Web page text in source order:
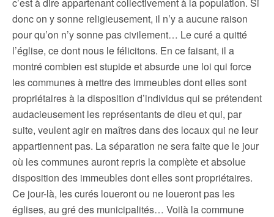
donc on y sonne religieusement, il n’y a aucune raison
pour qu’on n’y sonne pas civilement… Le curé a quitté
l’église, ce dont nous le félicitons. En ce faisant, il a
montré combien est stupide et absurde une loi qui force
les communes à mettre des immeubles dont elles sont
propriétaires à la disposition d’individus qui se prétendent
audacieusement les représentants de dieu et qui, par
suite, veulent agir en maîtres dans des locaux qui ne leur
appartiennent pas. La séparation ne sera faite que le jour
où les communes auront repris la complète et absolue
disposition des immeubles dont elles sont propriétaires.
Ce jour-là, les curés loueront ou ne loueront pas les
églises, au gré des municipalités… Voilà la commune